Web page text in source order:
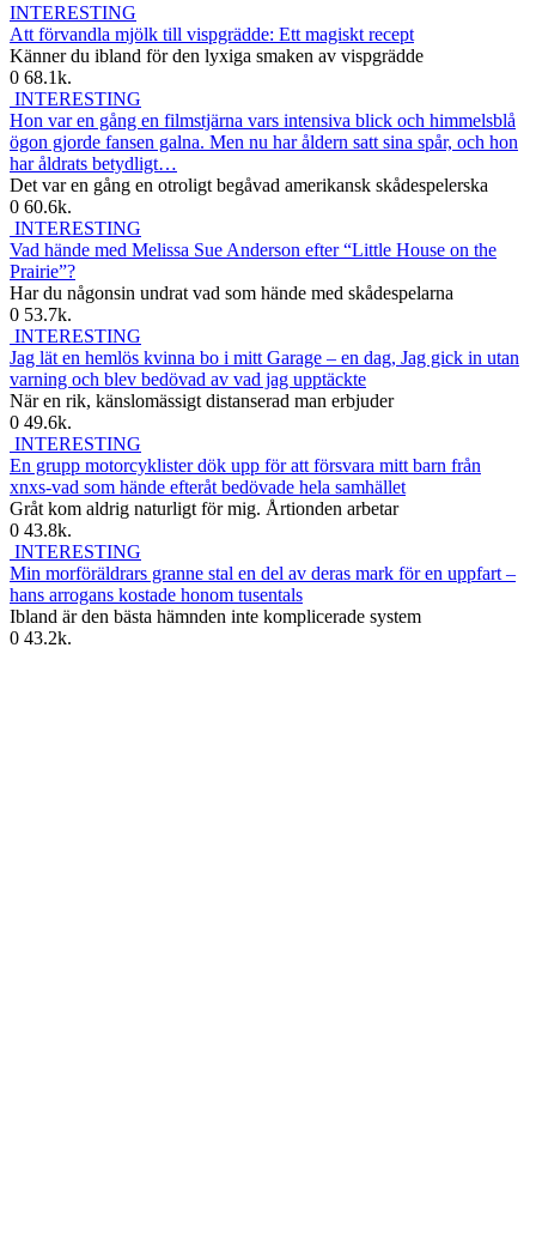
INTERESTING
Att förvandla mjölk till vispgrädde: Ett magiskt recept
Känner du ibland för den lyxiga smaken av vispgrädde
0 68.1k.
INTERESTING
Hon var en gång en filmstjärna vars intensiva blick och himmelsblå
ögon gjorde fansen galna. Men nu har åldern satt sina spår, och hon
har åldrats betydligt…
Det var en gång en otroligt begåvad amerikansk skådespelerska
0 60.6k.
INTERESTING
Vad hände med Melissa Sue Anderson efter “Little House on the
Prairie”?
Har du någonsin undrat vad som hände med skådespelarna
0 53.7k.
INTERESTING
Jag lät en hemlös kvinna bo i mitt Garage – en dag, Jag gick in utan
varning och blev bedövad av vad jag upptäckte
När en rik, känslomässigt distanserad man erbjuder
0 49.6k.
INTERESTING
En grupp motorcyklister dök upp för att försvara mitt barn från
xnxs-vad som hände efteråt bedövade hela samhället
Gråt kom aldrig naturligt för mig. Årtionden arbetar
0 43.8k.
INTERESTING
Min morföräldrars granne stal en del av deras mark för en uppfart –
hans arrogans kostade honom tusentals
Ibland är den bästa hämnden inte komplicerade system
0 43.2k.